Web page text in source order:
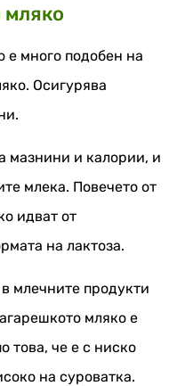
е много подобен на
Осигурява
мазнини и калории, и
млека. Повечето от
идват от
на лактоза.
млечните продукти
мляко е
това, че е с ниско
на суроватка.